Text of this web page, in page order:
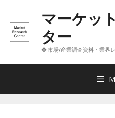
へ
マーケッ
ター
❖ 市場/産業調査資料・業界